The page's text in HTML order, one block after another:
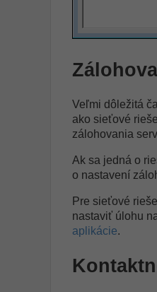
Veľmi dôležitá
ako sieťové
zálohovania
Ak sa jedná o
o nastavení
Pre sieťové
nastaviť úlohu
aplikácie.